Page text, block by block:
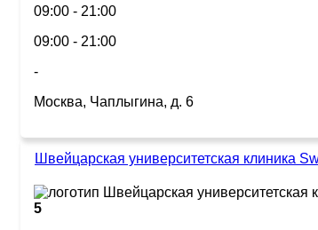
09:00 - 21:00
09:00 - 21:00
-
Москва, Чаплыгина, д. 6
Швейцарская университетская клиника
5